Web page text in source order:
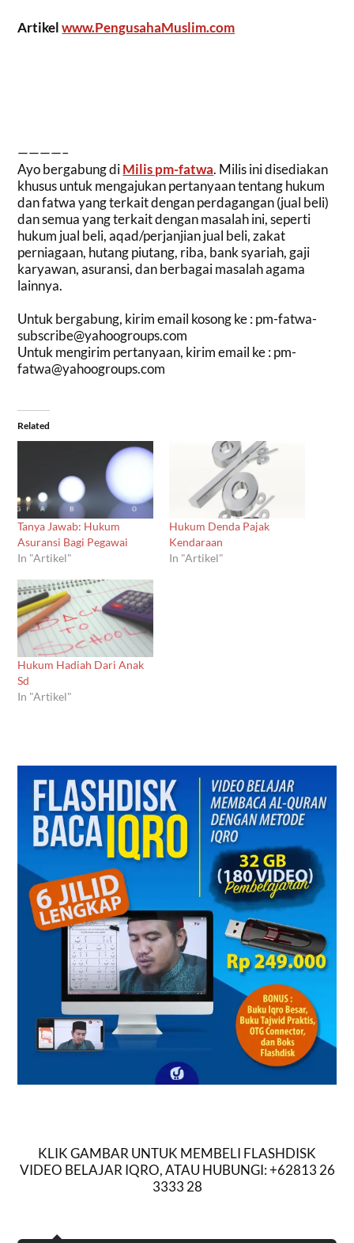
Artikelwww.PengusahaMuslim.com
————–
Ayo bergabung diMilis pm-fatwa. Milis ini disediakan
khusus untuk mengajukan pertanyaan tentang hukum
dan fatwa yang terkait dengan perdagangan (jual beli)
dan semua yang terkait dengan masalah ini, seperti
hukum jual beli, aqad/perjanjian jual beli, zakat
perniagaan, hutang piutang, riba, bank syariah, gaji
karyawan, asuransi, dan berbagai masalah agama
lainnya.
Untuk bergabung, kirim email kosong ke :pm-fatwa-
subscribe@yahoogroups.com
Untuk mengirim pertanyaan, kirim email ke :pm-
fatwa@yahoogroups.com
Related
Tanya Jawab: Hukum
Asuransi Bagi Pegawai
In "Artikel"
Hukum Denda Pajak
Kendaraan
In "Artikel"
Hukum Hadiah Dari Anak
Sd
In "Artikel"
KLIK GAMBAR UNTUK MEMBELI FLASHDISK
VIDEO BELAJAR IQRO, ATAU HUBUNGI: +62813 26
3333 28